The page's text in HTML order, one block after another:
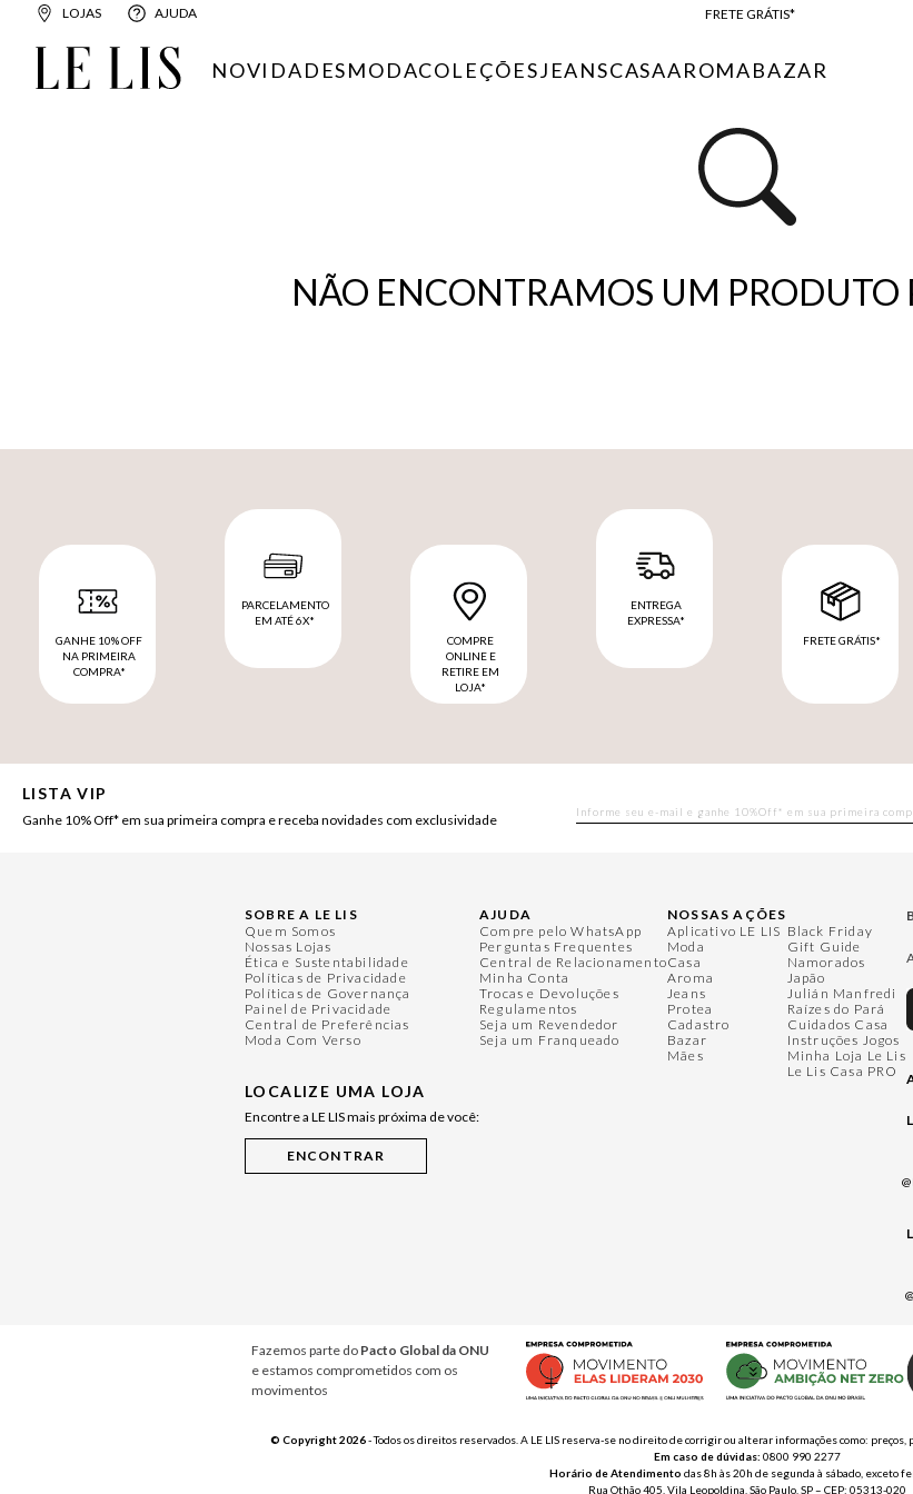
LOJAS AJUDA
FRETE GRÁTIS*
10% OFF NA PRIMEIRA COMPRA*
NOVIDADESMODACOLEÇÕESJEANSCASAAROMABAZAR
NÃO ENCONTRAMOS UM PRODUTO
GANHE 10% OFF
NA PRIMEIRA
COMPRA*
PARCELAMENTO
EM ATÉ 6X*
COMPRE
ONLINE E
RETIRE EM
LOJA*
ENTREGA
EXPRESSA*
FRETE GRÁTIS*
LISTA VIP
Ganhe 10% Off* em sua primeira compra e receba novidades com exclusividade
SOBRE A LE LIS
Quem Somos
Nossas Lojas
Ética e Sustentabilidade
Políticas de Privacidade
Políticas de Governança
Painel de Privacidade
Central de Preferências
Moda Com Verso
LOCALIZE UMA LOJA
Encontre a LE LIS mais próxima de você:
AJUDA
Compre pelo WhatsApp
Perguntas Frequentes
Central de Relacionamento
Minha Conta
Trocas e Devoluções
Regulamentos
Seja um Revendedor
Seja um Franqueado
NOSSAS AÇÕES
Aplicativo LE LIS
Moda
Casa
Aroma
Jeans
Protea
Cadastro
Bazar
Mães
Black Friday
Gift Guide
Namorados
Japão
Julián Manfredi
Raízes do Pará
Cuidados Casa
Instruções Jogos
Minha Loja Le Lis
Le Lis Casa PRO
Fazemos parte do Pacto Global da ONU
e estamos comprometidos com os
movimentos
© Copyright 2026- Todos os direitos reservados. A LE LIS reserva-se no direito de corrigir ou alterar informações como:
Em caso de dúvidas: 0800 990 2277
Horário de Atendimento das 8h às 20h de segunda à sábado, exceto
Rua Othão 405, Vila Leopoldina, São Paulo, SP – CEP: 05313-020